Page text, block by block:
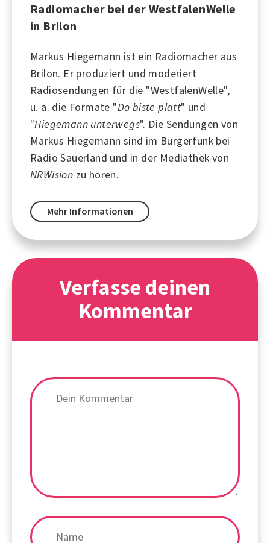
Radiomacher bei der WestfalenWelle
in Brilon
Markus Hiegemann ist ein Radiomacher aus
Brilon. Er produziert und moderiert
Radiosendungen für die "WestfalenWelle",
u. a. die Formate "Do biste platt" und
"Hiegemann unterwegs". Die Sendungen von
Markus Hiegemann sind im Bürgerfunk bei
Radio Sauerland und in der Mediathek von
NRWision zu hören.
Mehr Informationen
Verfasse deinen
Kommentar